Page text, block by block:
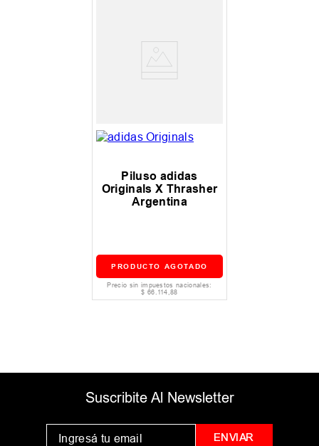
Piluso adidas
Originals X Thrasher
Argentina
PRODUCTO AGOTADO
Precio sin impuestos nacionales:
$ 66.114,88
Suscribite Al Newsletter
ENVIAR